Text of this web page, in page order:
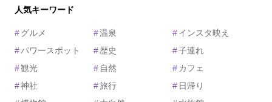
人気キーワード
#グルメ #温泉 #インスタ映え
#パワースポット #歴史 #子連れ
#観光 # 自然 # カフェ
#神社 #旅行 # 日帰り